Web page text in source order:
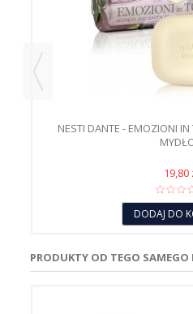
NESTI DANTE - EMOZIONI
19,80
DODAJ DO
PRODUKTY OD TEGO SAMEGO